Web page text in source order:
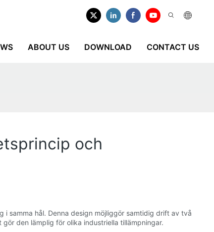
ABOUT US DOWNLOAD CONTACT US
och
samma hål. Denna design möjliggör samtidig drift av två
den lämplig för olika industriella tillämpningar.